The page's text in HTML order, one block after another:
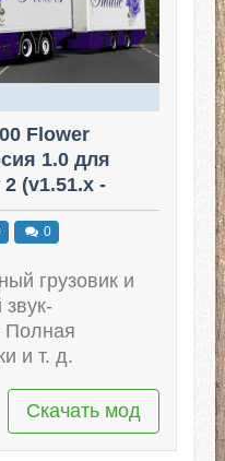
Flower
1.0 для
(v1.51.x -
0
грузовик и
Полная
и т. д.
Скачать мод